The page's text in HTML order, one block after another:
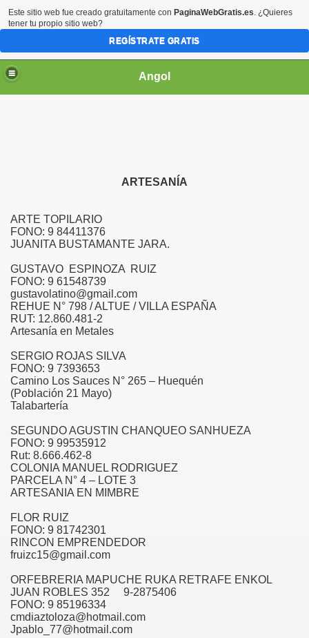
Angol
ARTESANÍA
ARTE TOPILARIO
FONO: 9 84411376
JUANITA BUSTAMANTE JARA.
GUSTAVO ESPINOZA RUIZ
FONO: 9 61548739
gustavolatino@gmail.com
REHUE N° 798 / ALTUE / VILLA ESPAÑA
RUT: 12.860.481-2
Artesanía en Metales
SERGIO ROJAS SILVA
FONO: 9 7393653
Camino Los Sauces N° 265 – Huequén
(Población 21 Mayo)
Talabartería
SEGUNDO AGUSTIN CHANQUEO SANHUEZA
FONO: 9 99535912
Rut: 8.666.462-8
COLONIA MANUEL RODRIGUEZ
PARCELA N° 4 – LOTE 3
ARTESANIA EN MIMBRE
FLOR RUIZ
FONO: 9 81742301
RINCON EMPRENDEDOR
fruizc15@gmail.com
ORFEBRERIA MAPUCHE RUKA RETRAFE ENKOL
JUAN ROBLES 352 9-2875406
FONO: 9 85196334
cmdiaztoloza@hotmail.com
Jpablo_77@hotmail.com
A LA CIUDAD DE ANGOL
SUSTENTABLE
Este sitio web fue creado gratuitamente con PaginaWebGratis.es. ¿Quieres
tener tu propio sitio web?
REGÍSTRATE GRATIS